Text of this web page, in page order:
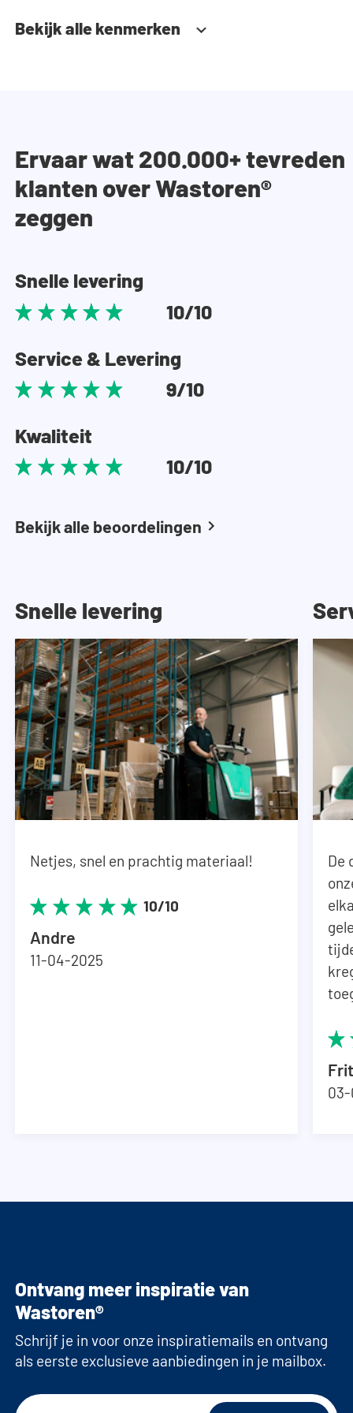
Bekijk alle kenmerken
Ervaar wat 200.000+ tevreden
klanten over Wastoren®
zeggen
Snelle levering
10/10
Service & Levering
9/10
Kwaliteit
10/10
Bekijk alle beoordelingen
Snelle levering
Netjes, snel en prachtig materiaal!
10/10
Andre
11-04-2025
De
Ontvang meer inspiratie van
Wastoren®
Schrijf je in voor onze inspiratiemails en ontvang
als eerste exclusieve aanbiedingen in je mailbox.